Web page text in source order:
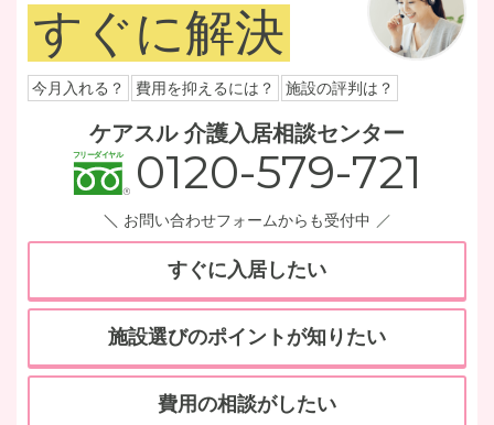
すぐに解決
今月入れる？ 費用を抑えるには？ 施設の評判は？
ケアスル 介護入居相談センター
0120-579-721
お問い合わせフォームからも受付中
すぐに入居したい
施設選びのポイントが知りたい
費用の相談がしたい